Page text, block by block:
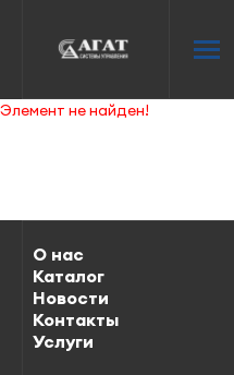
Элемент не найден!
О нас
Каталог
Новости
Контакты
Услуги